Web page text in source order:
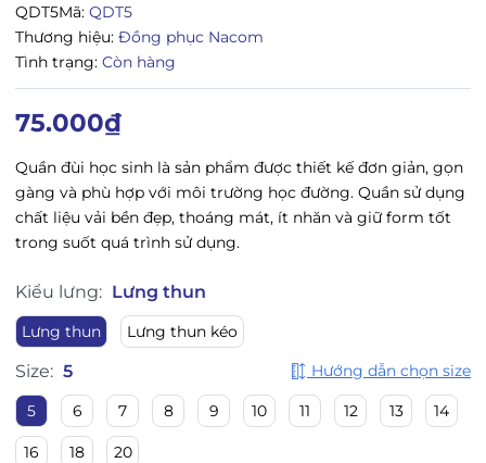
QDT5Mã: QDT5
Thương hiệu: Đồng phục Nacom
Tình trạng: Còn hàng
75.000₫
Quần đùi học sinh là sản phẩm được thiết kế đơn giản, gọn
gàng và phù hợp với môi trường học đường. Quần sử dụng
chất liệu vải bền đẹp, thoáng mát, ít nhăn và giữ form tốt
trong suốt quá trình sử dụng.
Kiểu lưng: Lưng thun
Lưng thun Lưng thun kéo
Size: 5 Hướng dẫn chọn size
5 6 7 8 9 10 11 12 13 14
16 18 20